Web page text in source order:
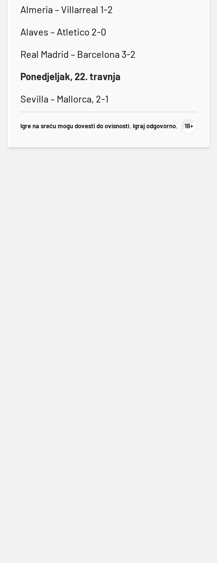
Almeria – Villarreal 1-2
Alaves – Atletico 2-0
Real Madrid – Barcelona 3-2
Ponedjeljak, 22. travnja
Sevilla – Mallorca, 2-1
Igre na sreću mogu dovesti do ovisnosti. Igraj odgovorno.